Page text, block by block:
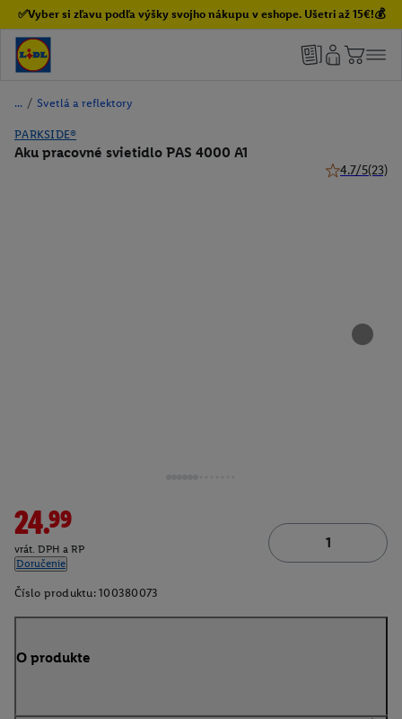
✅Vyber si zľavu podľa výšky svojho nákupu v eshope. Ušetri až 15€!💰
/ Svetlá a reflektory
PARKSIDE®
Aku pracovné svietidlo PAS 4000 A1
4.7/5(23)
24.99
vrát. DPH a RP
Doručenie
Číslo produktu: 100380073
O produkte